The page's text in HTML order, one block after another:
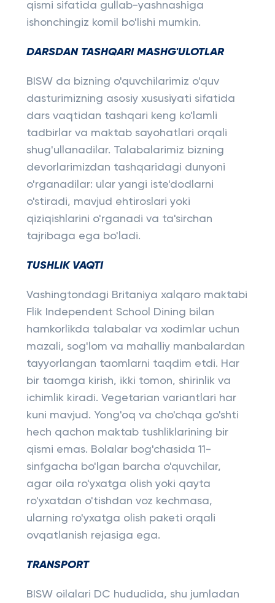
qismi sifatida gullab-yashnashiga
ishonchingiz komil bo'lishi mumkin.
DARSDAN TASHQARI MASHG'ULOTLAR
BISW da bizning o'quvchilarimiz o'quv
dasturimizning asosiy xususiyati sifatida
dars vaqtidan tashqari keng ko'lamli
tadbirlar va maktab sayohatlari orqali
shug'ullanadilar. Talabalarimiz bizning
devorlarimizdan tashqaridagi dunyoni
o'rganadilar: ular yangi iste'dodlarni
o'stiradi, mavjud ehtiroslari yoki
qiziqishlarini o'rganadi va ta'sirchan
tajribaga ega bo'ladi.
TUSHLIK VAQTI
Vashingtondagi Britaniya xalqaro maktabi
Flik Independent School Dining bilan
hamkorlikda talabalar va xodimlar uchun
mazali, sog'lom va mahalliy manbalardan
tayyorlangan taomlarni taqdim etdi. Har
bir taomga kirish, ikki tomon, shirinlik va
ichimlik kiradi. Vegetarian variantlari har
kuni mavjud. Yong'oq va cho'chqa go'shti
hech qachon maktab tushliklarining bir
qismi emas. Bolalar bog'chasida 11-
sinfgacha bo'lgan barcha o'quvchilar,
agar oila ro'yxatga olish yoki qayta
ro'yxatdan o'tishdan voz kechmasa,
ularning ro'yxatga olish paketi orqali
ovqatlanish rejasiga ega.
TRANSPORT
BISW oilalari DC hududida, shu jumladan